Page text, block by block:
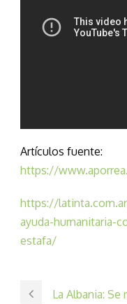
Artículos fuente:
https://
https://
ayuda-humanitaria-
estafa/
La Albania: